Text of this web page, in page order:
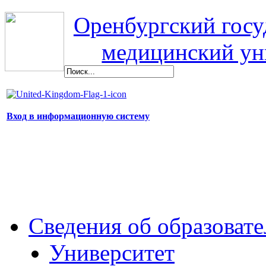
Оренбургский
медицинский
Вход в информационную систему
Сведения об
Университет